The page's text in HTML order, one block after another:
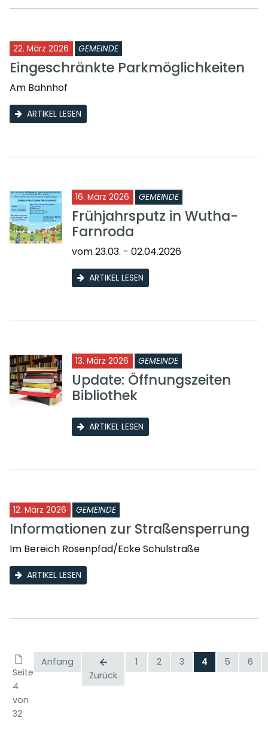
22. März 2026 GEMEINDE
Eingeschränkte Parkmöglichkeiten
Am Bahnhof
ARTIKEL LESEN
16. März 2026 GEMEINDE
Frühjahrsputz in Wutha-
Farnroda
vom 23.03. - 02.04.2026
ARTIKEL LESEN
13. März 2026 GEMEINDE
Update: Öffnungszeiten
Bibliothek
ARTIKEL LESEN
12. März 2026 GEMEINDE
Informationen zur Straßensperrung
Im Bereich Rosenpfad/Ecke Schulstraße
ARTIKEL LESEN
Seite
4
von
32
Anfang
Zurück
1 2 3 4 5 6